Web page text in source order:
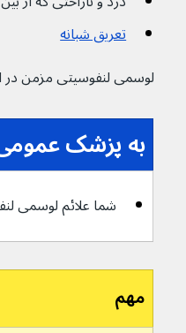
تعریق شبانه
لوسمی لنفوسیتی مزمن در افراد زیر ۴۰
به پزشک
شما علائم لوسمی
مهم